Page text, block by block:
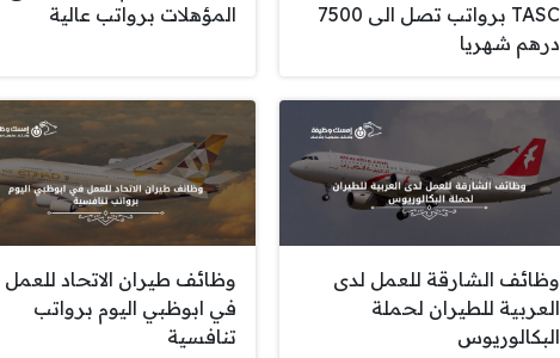
TASC برواتب تصل الى 7500
درهم شهريا
المؤهلات برواتب عالية
وظائف الشارقة للعمل لدى
العربية للطيران لحملة
البكالوريوس
وظائف طيران الاتحاد للعمل
في ابوظبي اليوم برواتب
تنافسية